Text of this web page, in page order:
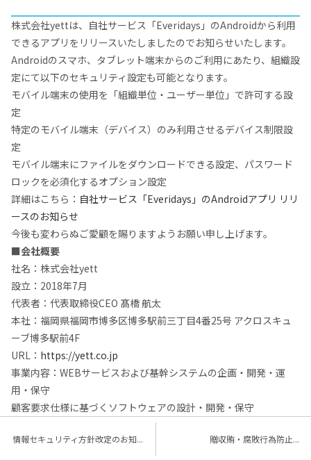
株式会社yettは、自社サービス「Everidays」のAndroidから利用
できるアプリをリリースいたしましたのでお知らせいたします。
Androidのスマホ、タブレット端末からのご利用にあたり、組織設
定にて以下のセキュリティ設定も可能となります。
モバイル端末の使用を「組織単位・ユーザー単位」で許可する設
定
特定のモバイル端末（デバイス）のみ利用させるデバイス制限設
定
モバイル端末にファイルをダウンロードできる設定、パスワード
ロックを必須化するオプション設定
詳細はこちら： 自社サービス「Everidays」のAndroidアプリ リリ
ースのお知らせ
今後も変わらぬご愛顧を賜りますようお願い申し上げます。
■会社概要
社名：株式会社yett
設立：2018年7月
代表者：代表取締役CEO 髙橋 航太
本社：福岡県福岡市博多区博多駅前三丁目4番25号 アクロスキュ
ーブ博多駅前4F
URL： https://yett.co.jp
事業内容：WEBサービスおよび基幹システムの企画・開発・運
用・保守
顧客要求仕様に基づくソフトウェアの設計・開発・保守
情報セキュリティ方針改定のお知... 贈収賄・腐敗行為防止...